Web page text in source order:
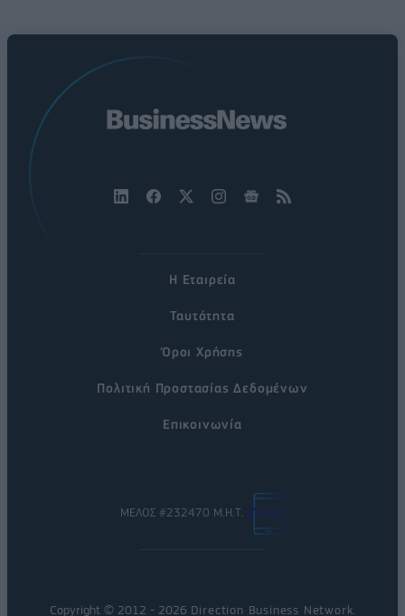
Η Εταιρεία
Ταυτότητα
Όροι Χρήσης
Πολιτική Προστασίας Δεδομένων
Επικοινωνία
ΜΕΛΟΣ #232470 Μ.Η.Τ.
Copyright © 2012 - 2026 Direction Business Network